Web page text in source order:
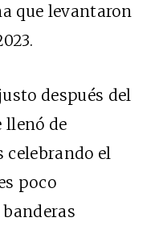
que levantaron
después del
llenó de
celebrando el
poco